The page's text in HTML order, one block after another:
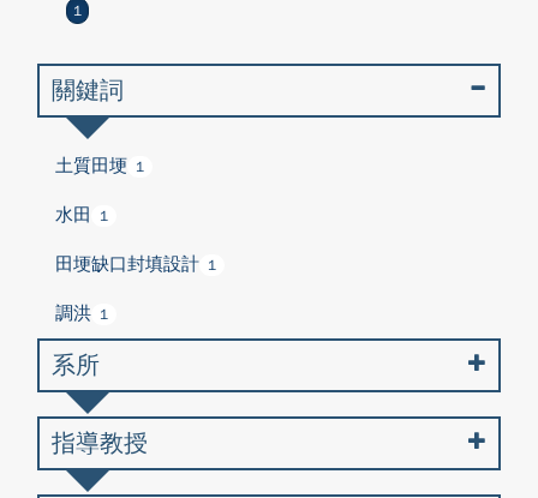
1
關鍵詞
土質田埂 1
水田 1
田埂缺口封填設計 1
調洪 1
系所
指導教授